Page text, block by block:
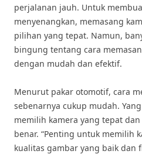
perjalanan jauh. Untuk
menyenangkan, memasang
pilihan yang tepat. Namun,
bingung tentang cara
dengan mudah dan efektif.
Menurut pakar otomotif, cara
sebenarnya cukup mudah.
memilih kamera yang tepat
benar. “Penting untuk memilih
kualitas gambar yang baik dan